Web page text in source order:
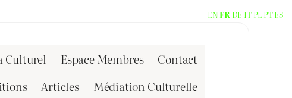
Culturel Espace Membres
Contact
Articles
Médiation Culturelle
EN FR DE IT PL PTES